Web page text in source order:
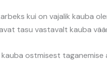
kui on vajalik kauba
tasu vastavalt kauba
ostmisest